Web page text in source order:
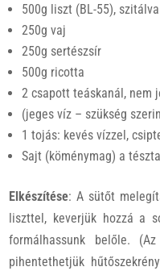
500g liszt (BL-55), szitálva
250g vaj
250g sertészsír
500g ricotta
2 csapott teáskanál, nem
(jeges víz – szükség
1 tojás: kevés vízzel,
Sajt (köménymag) a
Elkészítése: A sütőt
liszttel, keverjük hozzá a
formálhassunk belőle.
pihentethetjük